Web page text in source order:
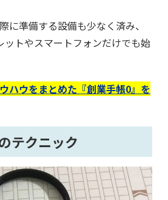
に準備する設備も少なく済み、
ットやスマートフォンだけでも始
ハウをまとめた『創業手帳0』を
テクニック